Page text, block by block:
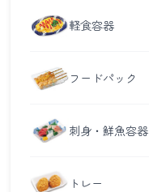
軽食容器
フードパック
刺身・鮮魚容器
トレー